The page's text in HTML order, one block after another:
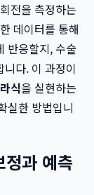
전을 측정하는
데이터를 통해
반응할지, 수술
다. 이 과정이
식을 실현하는
실한 방법입니
과 예측